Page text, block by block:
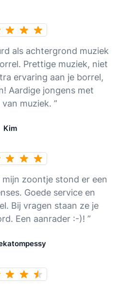
als achtergrond muziek
Prettige muziek, niet
ervaring aan je borrel,
Aardige jongens met
muziek. ”
Kim
mijn zoontje stond er een
Goede service en
Bij vragen staan ze je
Een aanrader :-)! ”